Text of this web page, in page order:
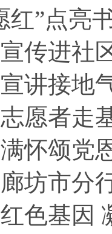
红”点亮
传进社
讲接地
愿者走
怀颂党
坊市分
色基因